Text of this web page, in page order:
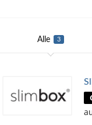
Alle 3